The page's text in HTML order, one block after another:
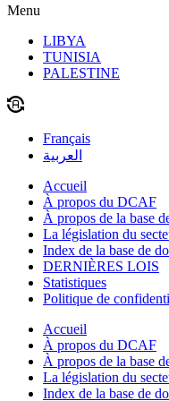
Menu
LIBYA
TUNISIA
PALESTINE
Français
العربية
Accueil
À propos du DCAF
À propos de la base
La législation du
Index de la base de
DERNIÈRES LOIS
Statistiques
Politique de
Accueil
À propos du DCAF
À propos de la base
La législation du
Index de la base de